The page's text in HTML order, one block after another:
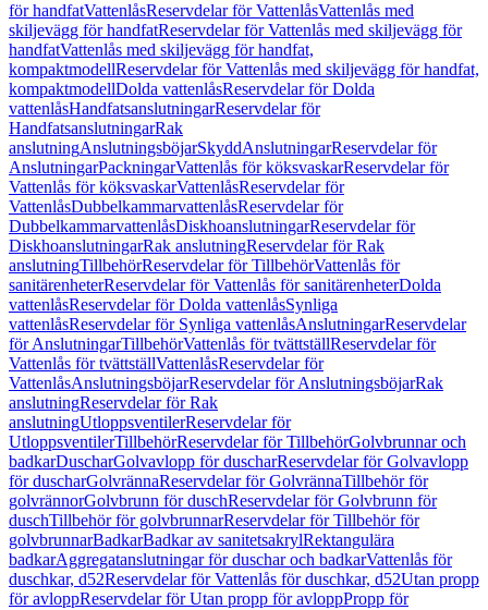
för handfatVattenlåsReservdelar för VattenlåsVattenlås med
skiljevägg för handfatReservdelar för Vattenlås med skiljevägg för
handfatVattenlås med skiljevägg för handfat,
kompaktmodellReservdelar för Vattenlås med skiljevägg för handfat,
kompaktmodellDolda vattenlåsReservdelar för Dolda
vattenlåsHandfatsanslutningarReservdelar för
HandfatsanslutningarRak
anslutningAnslutningsböjarSkyddAnslutningarReservdelar för
AnslutningarPackningarVattenlås för köksvaskarReservdelar för
Vattenlås för köksvaskarVattenlåsReservdelar för
VattenlåsDubbelkammarvattenlåsReservdelar för
DubbelkammarvattenlåsDiskhoanslutningarReservdelar för
DiskhoanslutningarRak anslutningReservdelar för Rak
anslutningTillbehörReservdelar för TillbehörVattenlås för
sanitärenheterReservdelar för Vattenlås för sanitärenheterDolda
vattenlåsReservdelar för Dolda vattenlåsSynliga
vattenlåsReservdelar för Synliga vattenlåsAnslutningarReservdelar
för AnslutningarTillbehörVattenlås för tvättställReservdelar för
Vattenlås för tvättställVattenlåsReservdelar för
VattenlåsAnslutningsböjarReservdelar för AnslutningsböjarRak
anslutningReservdelar för Rak
anslutningUtloppsventilerReservdelar för
UtloppsventilerTillbehörReservdelar för TillbehörGolvbrunnar och
badkarDuscharGolvavlopp för duscharReservdelar för Golvavlopp
för duscharGolvrännaReservdelar för GolvrännaTillbehör för
golvrännorGolvbrunn för duschReservdelar för Golvbrunn för
duschTillbehör för golvbrunnarReservdelar för Tillbehör för
golvbrunnarBadkarBadkar av sanitetsakrylRektangulära
badkarAggregatanslutningar för duschar och badkarVattenlås för
duschkar, d52Reservdelar för Vattenlås för duschkar, d52Utan propp
för avloppReservdelar för Utan propp för avloppPropp för